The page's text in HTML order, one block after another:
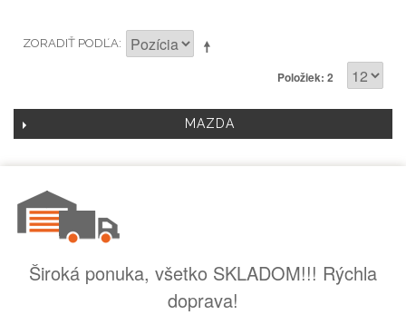
ZORADIŤ PODĽA
Položiek: 2
MAZDA
Široká ponuka, všetko SKLADOM!!! Rýchla
doprava!